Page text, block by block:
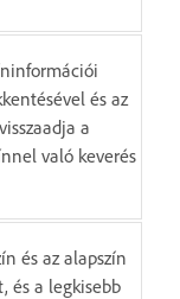
és az
a
való keverés
és az alapszín
és a legkisebb